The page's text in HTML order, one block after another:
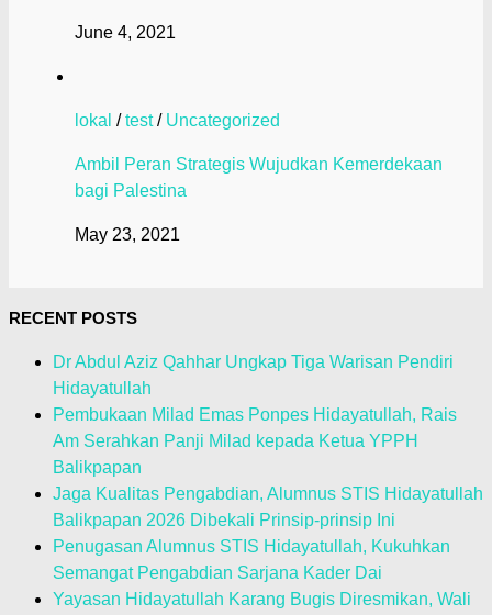
June 4, 2021
lokal /test/ Uncategorized
Ambil Peran Strategis Wujudkan Kemerdekaan
bagi Palestina
May 23, 2021
RECENT POSTS
Dr Abdul Aziz Qahhar Ungkap Tiga Warisan Pendiri
Hidayatullah
Pembukaan Milad Emas Ponpes Hidayatullah, Rais
Am Serahkan Panji Milad kepada Ketua YPPH
Balikpapan
Jaga Kualitas Pengabdian, Alumnus STIS Hidayatullah
Balikpapan 2026 Dibekali Prinsip-prinsip Ini
Penugasan Alumnus STIS Hidayatullah, Kukuhkan
Semangat Pengabdian Sarjana Kader Dai
Yayasan Hidayatullah Karang Bugis Diresmikan, Wali